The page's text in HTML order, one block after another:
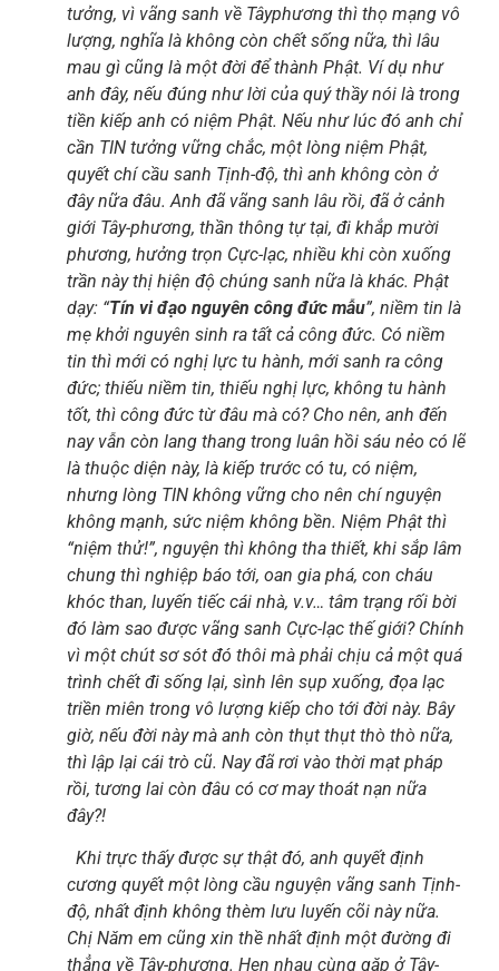
tưởng, vì vãng sanh về Tâyphương thì thọ mạng vô
lượng, nghĩa là không còn chết sống nữa, thì lâu
mau gì cũng là một đời để thành Phật. Ví dụ như
anh đây, nếu đúng như lời của quý thầy nói là trong
tiền kiếp anh có niệm Phật. Nếu như lúc đó anh chỉ
cần TIN tưởng vững chắc, một lòng niệm Phật,
quyết chí cầu sanh Tịnh-độ, thì anh không còn ở
đây nữa đâu. Anh đã vãng sanh lâu rồi, đã ở cảnh
giới Tây-phương, thần thông tự tại, đi khắp mười
phương, hưởng trọn Cực-lạc, nhiều khi còn xuống
trần này thị hiện độ chúng sanh nữa là khác. Phật
dạy: “Tín vi đạo nguyên công đức mẫu”, niềm tin là
mẹ khởi nguyên sinh ra tất cả công đức. Có niềm
tin thì mới có nghị lực tu hành, mới sanh ra công
đức; thiếu niềm tin, thiếu nghị lực, không tu hành
tốt, thì công đức từ đâu mà có? Cho nên, anh đến
nay vẫn còn lang thang trong luân hồi sáu nẻo có lẽ
là thuộc diện này, là kiếp trước có tu, có niệm,
nhưng lòng TIN không vững cho nên chí nguyện
không mạnh, sức niệm không bền. Niệm Phật thì
“niệm thử!”, nguyện thì không tha thiết, khi sắp lâm
chung thì nghiệp báo tới, oan gia phá, con cháu
khóc than, luyến tiếc cái nhà, v.v… tâm trạng rối bời
đó làm sao được vãng sanh Cực-lạc thế giới? Chính
vì một chút sơ sót đó thôi mà phải chịu cả một quá
trình chết đi sống lại, sình lên sụp xuống, đọa lạc
triền miên trong vô lượng kiếp cho tới đời này. Bây
giờ, nếu đời này mà anh còn thụt thụt thò thò nữa,
thì lập lại cái trò cũ. Nay đã rơi vào thời mạt pháp
rồi, tương lai còn đâu có cơ may thoát nạn nữa
đây?!
Khi trực thấy được sự thật đó, anh quyết định
cương quyết một lòng cầu nguyện vãng sanh Tịnh-
độ, nhất định không thèm lưu luyến cõi này nữa.
Chị Năm em cũng xin thề nhất định một đường đi
thẳng về Tây-phương. Hẹn nhau cùng gặp ở Tây-